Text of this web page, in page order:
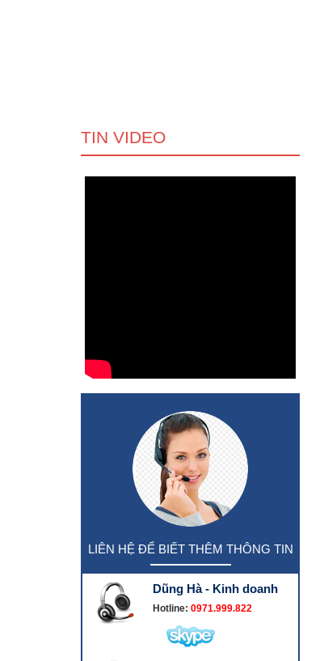
TIN VIDEO
LIÊN HỆ ĐỂ BIẾT THÊM THÔNG TIN
Dũng Hà - Kinh doanh
Hotline: 0971.999.822